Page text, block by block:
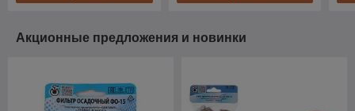
Акционные предложения и новинки